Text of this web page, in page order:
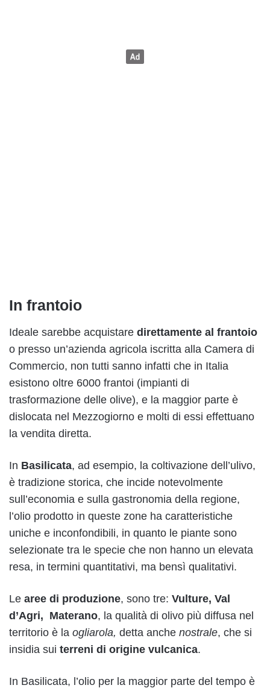
In frantoio
Ideale sarebbe acquistare direttamente al frantoio
o presso un’azienda agricola iscritta alla Camera di
Commercio, non tutti sanno infatti che in Italia
esistono oltre 6000 frantoi (impianti di
trasformazione delle olive), e la maggior parte è
dislocata nel Mezzogiorno e molti di essi effettuano
la vendita diretta.
In Basilicata, ad esempio, la coltivazione dell’ulivo,
è tradizione storica, che incide notevolmente
sull’economia e sulla gastronomia della regione,
l’olio prodotto in queste zone ha caratteristiche
uniche e inconfondibili, in quanto le piante sono
selezionate tra le specie che non hanno un elevata
resa, in termini quantitativi, ma bensì qualitativi.
Le aree di produzione, sono tre: Vulture, Val
d’Agri, Materano, la qualità di olivo più diffusa nel
territorio è la ogliarola, detta anche nostrale, che si
insidia sui terreni di origine vulcanica.
In Basilicata, l’olio per la maggior parte del tempo è